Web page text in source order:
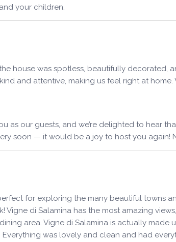
your children.
house was spotless, beautifully decorated,
and attentive, making us feel right at
as our guests, and we’re delighted to hear
soon — it would be a joy to host you again!
for exploring the many beautiful towns
di Salamina has the most amazing
area. Vigne di Salamina is actually made
was lovely and clean and had